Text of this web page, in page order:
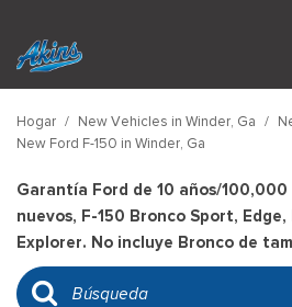
Hogar / New Vehicles in Winder, Ga /
New Ford F-150 in Winder, Ga
Garantía Ford de 10 años/
nuevos, F-150 Bronco Sport,
Explorer. No incluye Bronco de